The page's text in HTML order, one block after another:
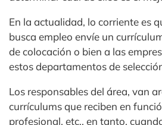
En la actualidad, lo corriente es
busca empleo envíe un
de colocación o bien a las
estos departamentos de
Los responsables del área, van
currículums que reciben en
profesional, etc., en tanto,